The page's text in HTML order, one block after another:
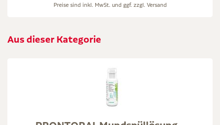
Preise sind inkl. MwSt. und ggf. zzgl. Versand
Aus dieser Kategorie